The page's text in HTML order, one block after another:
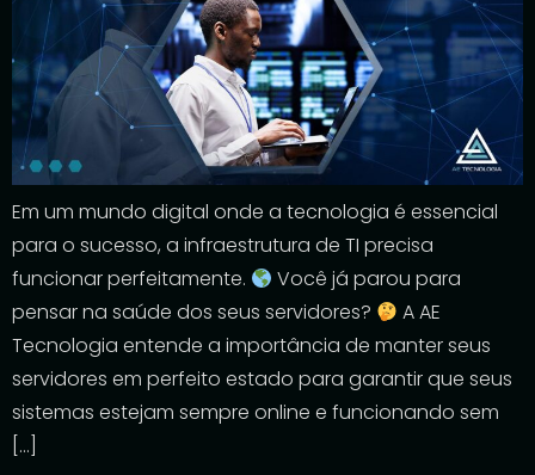
Em um mundo digital onde a tecnologia é essencial
para o sucesso, a infraestrutura de TI precisa
funcionar perfeitamente.
Você já parou para
pensar na saúde dos seus servidores?
A AE
Tecnologia entende a importância de manter seus
servidores em perfeito estado para garantir que seus
sistemas estejam sempre online e funcionando sem
[…]